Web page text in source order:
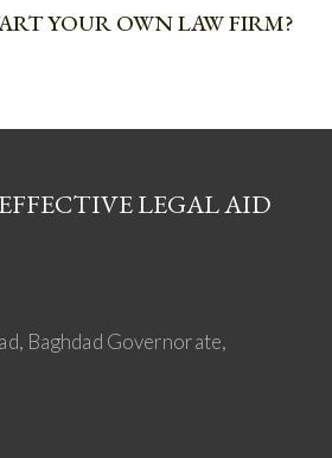
YOUR OWN LAW FIRM?
LEGAL AID
Baghdad Governorate,